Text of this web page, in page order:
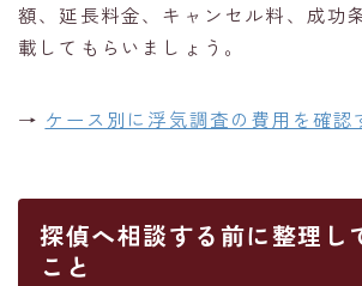
額、延長料金、キャンセル料、成功
載してもらいましょう。
→ ケース別に浮気調査の費用を確認
探偵へ相談する前に整理し
こと